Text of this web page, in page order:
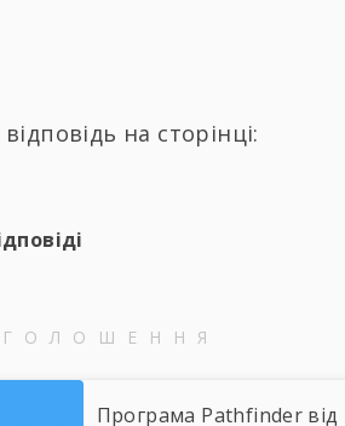
на сторінці:
Програма Pathfinder від